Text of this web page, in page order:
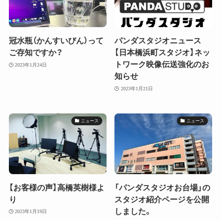
冠水瓶（かんすいびん）って
ご存知ですか？
2023年1月24日
パンダスタジオニュース
【日本橋浜町スタジオ】ネッ
トワーク映像伝送強化のお
知らせ
2023年1月21日
ニュース
【お客様の声】高橋英樹様よ
り
2023年1月19日
ニュース
「パンダスタジオお台場」の
スタジオ紹介ページを公開
しました。